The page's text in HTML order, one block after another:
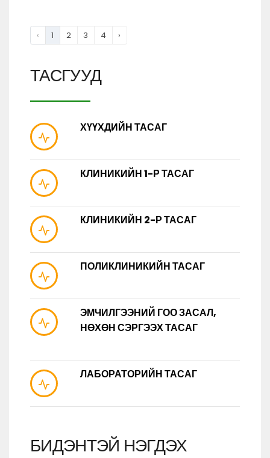
‹ 1 2 3 4 ›
ТАСГУУД
ХҮҮХДИЙН ТАСАГ
КЛИНИКИЙН 1-Р ТАСАГ
КЛИНИКИЙН 2-Р ТАСАГ
ПОЛИКЛИНИКИЙН ТАСАГ
ЭМЧИЛГЭЭНИЙ ГОО ЗАСАЛ,
НӨХӨН СЭРГЭЭХ ТАСАГ
ЛАБОРАТОРИЙН ТАСАГ
БИДЭНТЭЙ НЭГДЭХ